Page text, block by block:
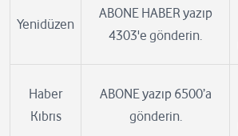
Yenidüzen
ABONE HABER yazıp
4303'e gönderin.
Haber
Kıbrıs
ABONE yazıp 6500’a
gönderin.